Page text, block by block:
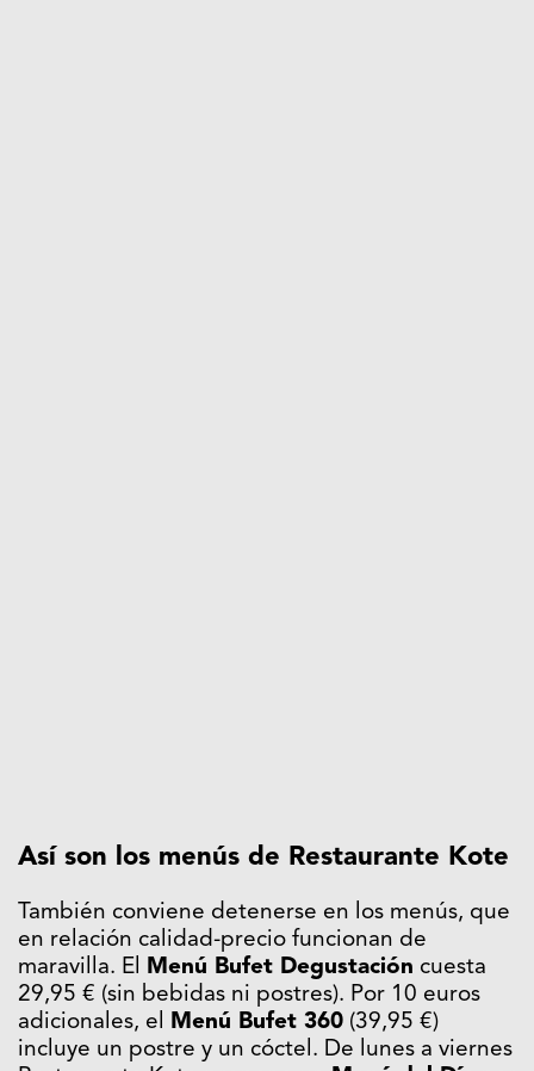
Así son los menús de Restaurante Kote
También conviene detenerse en los menús, que
en relación calidad-precio funcionan de
maravilla. El Menú Bufet Degustación cuesta
29,95 € (sin bebidas ni postres). Por 10 euros
adicionales, el Menú Bufet 360 (39,95 €)
incluye un postre y un cóctel. De lunes a viernes